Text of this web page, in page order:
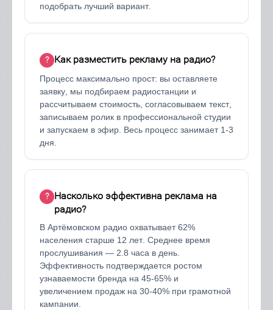
подобрать лучший вариант.
Как разместить рекламу на радио?
Процесс максимально прост: вы оставляете
заявку, мы подбираем радиостанции и
рассчитываем стоимость, согласовываем текст,
записываем ролик в профессиональной студии
и запускаем в эфир. Весь процесс занимает 1-3
дня.
Насколько эффективна реклама на
радио?
В Артёмовском радио охватывает 62%
населения старше 12 лет. Среднее время
прослушивания — 2.8 часа в день.
Эффективность подтверждается ростом
узнаваемости бренда на 45-65% и
увеличением продаж на 30-40% при грамотной
кампании.